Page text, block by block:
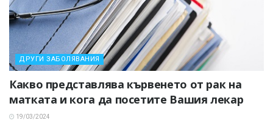
ДРУГИ ЗАБОЛЯВАНИЯ
Какво представлява кървенето от рак на
матката и кога да посетите Вашия лекар
19/03/2024